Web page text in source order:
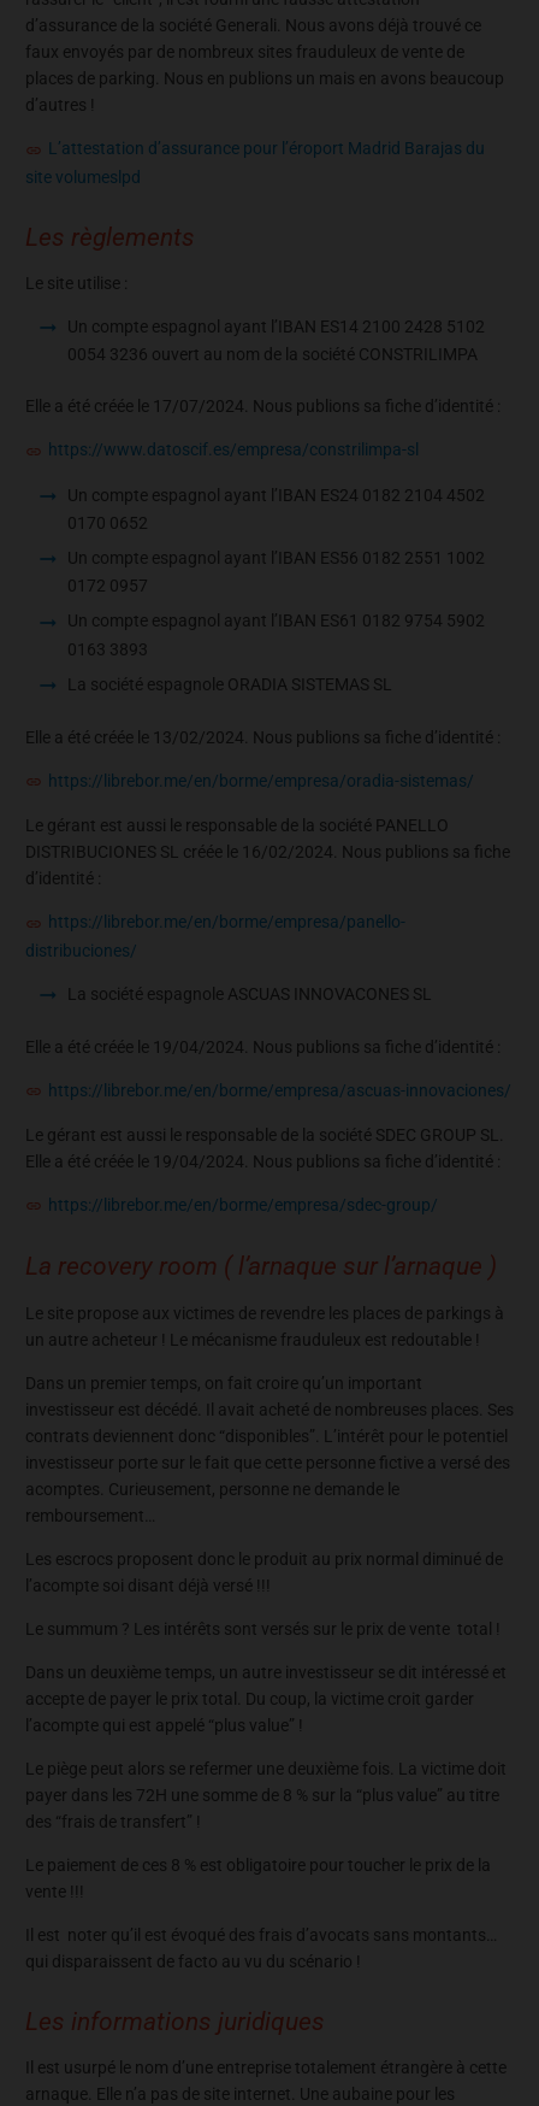
d’assurance de la société Generali. Nous avons déjà trouvé ce
faux envoyés par de nombreux sites frauduleux de vente de
places de parking. Nous en publions un mais en avons beaucoup
d’autres !
L’attestation d’assurance pour l’éroport Madrid Barajas du
site volumeslpd
Les règlements
Le site utilise :
Un compte espagnol ayant l’IBAN ES14 2100 2428 5102
0054 3236 ouvert au nom de la société CONSTRILIMPA
Elle a été créée le 17/07/2024. Nous publions sa fiche d’identité :
https://www.datoscif.es/empresa/constrilimpa-sl
Un compte espagnol ayant l’IBAN ES24 0182 2104 4502
0170 0652
Un compte espagnol ayant l’IBAN ES56 0182 2551 1002
0172 0957
Un compte espagnol ayant l’IBAN ES61 0182 9754 5902
0163 3893
La société espagnole ORADIA SISTEMAS SL
Elle a été créée le 13/02/2024. Nous publions sa fiche d’identité :
https://librebor.me/en/borme/empresa/oradia-sistemas/
Le gérant est aussi le responsable de la société PANELLO
DISTRIBUCIONES SL créée le 16/02/2024. Nous publions sa fiche
d’identité :
https://librebor.me/en/borme/empresa/panello-
distribuciones/
La société espagnole ASCUAS INNOVACONES SL
Elle a été créée le 19/04/2024. Nous publions sa fiche d’identité :
https://librebor.me/en/borme/empresa/ascuas-innovaciones/
Le gérant est aussi le responsable de la société SDEC GROUP SL.
Elle a été créée le 19/04/2024. Nous publions sa fiche d’identité :
https://librebor.me/en/borme/empresa/sdec-group/
La recovery room ( l’arnaque sur l’arnaque )
Le site propose aux victimes de revendre les places de parkings à
un autre acheteur ! Le mécanisme frauduleux est redoutable !
Dans un premier temps, on fait croire qu’un important
investisseur est décédé. Il avait acheté de nombreuses places. Ses
contrats deviennent donc “disponibles”. L’intérêt pour le potentiel
investisseur porte sur le fait que cette personne fictive a versé des
acomptes. Curieusement, personne ne demande le
remboursement…
Les escrocs proposent donc le produit au prix normal diminué de
l’acompte soi disant déjà versé !!!
Le summum ? Les intérêts sont versés sur le prix de vente total !
Dans un deuxième temps, un autre investisseur se dit intéressé et
accepte de payer le prix total. Du coup, la victime croit garder
l’acompte qui est appelé “plus value” !
Le piège peut alors se refermer une deuxième fois. La victime doit
payer dans les 72H une somme de 8 % sur la “plus value” au titre
des “frais de transfert” !
Le paiement de ces 8 % est obligatoire pour toucher le prix de la
vente !!!
Il est noter qu’il est évoqué des frais d’avocats sans montants…
qui disparaissent de facto au vu du scénario !
Les informations juridiques
Il est usurpé le nom d’une entreprise totalement étrangère à cette
arnaque. Elle n’a pas de site internet. Une aubaine pour les